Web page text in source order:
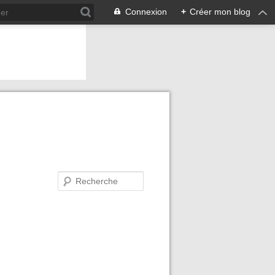
Connexion + Créer mon blog